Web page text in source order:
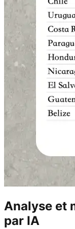
Analyse et
par IA